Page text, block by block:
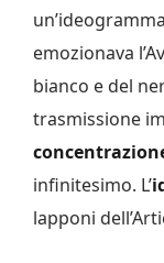
un’ideogramma
emozionava
bianco e del
trasmissione
infinitesimo. L’
lapponi